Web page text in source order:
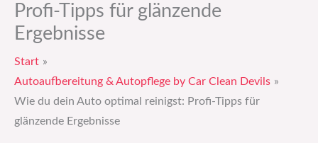
Profi-Tipps für glänzende
Ergebnisse
Start
Autoaufbereitung & Autopflege by Car Clean Devils
Wie du dein Auto optimal reinigst: Profi-Tipps für
glänzende Ergebnisse